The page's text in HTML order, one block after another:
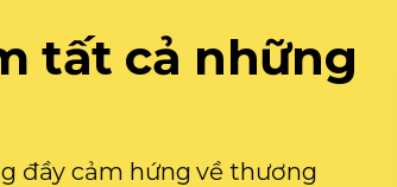
tất cả những
đầy cảm hứng về thương